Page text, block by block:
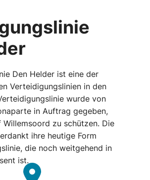
Den Helder ist eine der
Verteidigungslinien in den
wurde von
in Auftrag gegeben,
zu schützen. Die
ihre heutige Form
die noch weitgehend in
ist.